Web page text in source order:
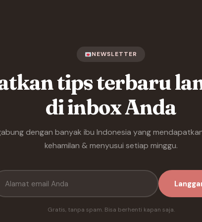
NEWSLETTER
tips terbaru
di inbox Anda
dengan banyak ibu Indonesia yang
kehamilan & menyusui setiap minggu.
Gratis, tanpa spam. Bisa berhenti kapan saja.